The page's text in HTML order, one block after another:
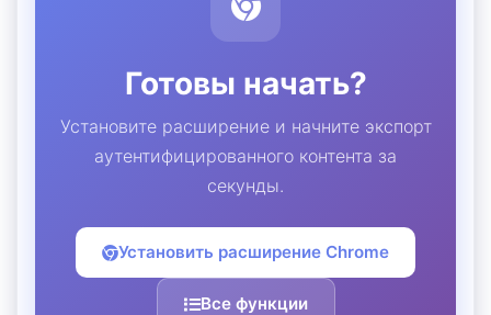
Готовы начать?
Установите расширение и начните экспорт
аутентифицированного контента за
секунды.
Установить расширение Chrome
Все функции